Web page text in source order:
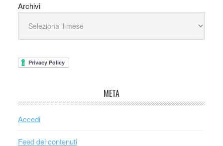
Archivi
META
Accedi
Feed dei contenuti